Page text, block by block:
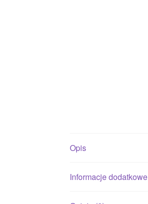
Opis
Informacje dodatkowe